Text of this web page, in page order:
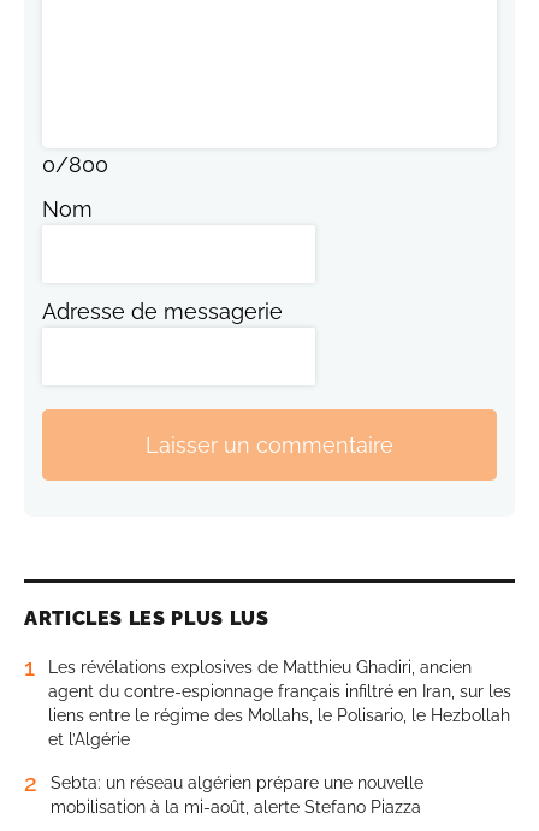
0/800
Nom
Adresse de messagerie
Laisser un commentaire
ARTICLES LES PLUS LUS
1
Les révélations explosives de Matthieu Ghadiri, ancien
agent du contre-espionnage français infiltré en Iran, sur les
liens entre le régime des Mollahs, le Polisario, le Hezbollah
et l’Algérie
2
Sebta: un réseau algérien prépare une nouvelle
mobilisation à la mi-août, alerte Stefano Piazza